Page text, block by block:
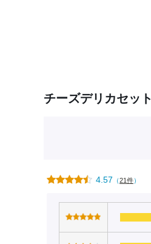
チーズデリカセッ
4.57 （21件）